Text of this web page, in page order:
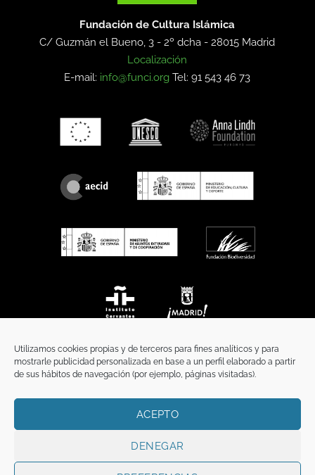
Utilizamos cookies propias y de terceros para fines analíticos y para
mostrarle publicidad personalizada en base a un perfil elaborado a partir
de sus hábitos de navegación (por ejemplo, páginas visitadas).
ACEPTO
DENEGAR
Fundación de Cultura Islámica
C/ Guzmán el Bueno, 3 - 2º dcha -28015 Madrid
Localización
E-mail: info@funci.org Tel: 91 543 46 73
TÉRMINOS Y CONDICIONES
Copyright 2026 ©FunciFUNCI es titular de los derechos de propiedad